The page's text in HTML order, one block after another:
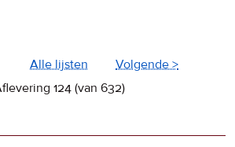
Alle lijsten
Volgende >
124 (van 632)